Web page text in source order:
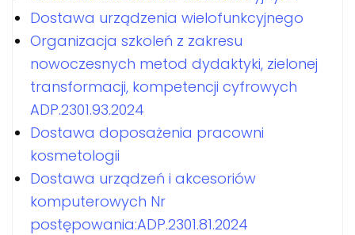
Dostawa urządzenia wielofunkcyjnego
Organizacja szkoleń z zakresu
nowoczesnych metod dydaktyki, zielonej
transformacji, kompetencji cyfrowych
ADP.2301.93.2024
Dostawa doposażenia pracowni
kosmetologii
Dostawa urządzeń i akcesoriów
komputerowych Nr
postępowania:ADP.2301.81.2024